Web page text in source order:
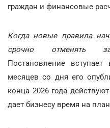
граждан и финансовые
Когда новые правила
срочно отменять
Постановление
месяцев со дня его
конца 2026 года
дает бизнесу время на